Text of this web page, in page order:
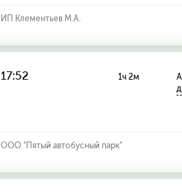
ИП Клементьев М.А.
17:52 1ч 2м
ООО "Пятый автобусный парк"